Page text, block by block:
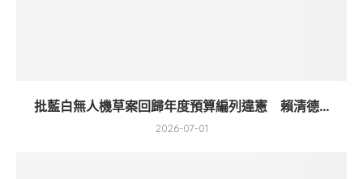
批藍白無人機草案回歸年度預算編列違憲 賴清德...
2026-07-01